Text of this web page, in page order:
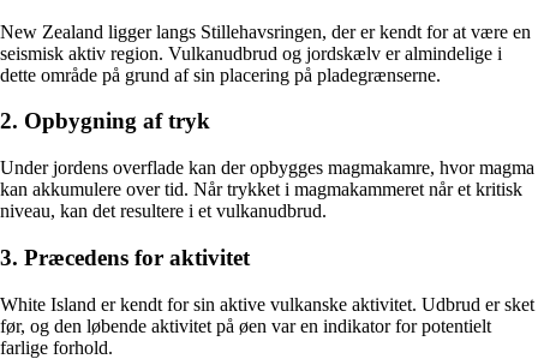
New Zealand ligger langs Stillehavsringen, der er kendt for at være en
seismisk aktiv region. Vulkanudbrud og jordskælv er almindelige i
dette område på grund af sin placering på pladegrænserne.
2. Opbygning af tryk
Under jordens overflade kan der opbygges magmakamre, hvor magma
kan akkumulere over tid. Når trykket i magmakammeret når et kritisk
niveau, kan det resultere i et vulkanudbrud.
3. Præcedens for aktivitet
White Island er kendt for sin aktive vulkanske aktivitet. Udbrud er sket
før, og den løbende aktivitet på øen var en indikator for potentielt
farlige forhold.